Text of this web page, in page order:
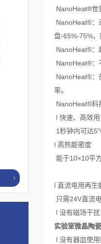
NanoHeat®世
NanoHeat®：
盘-65%-75%
NanoHeat®：
NanoHeat®：
NanoHeat®：
率。
NanoHeat®科
l 快速、高效
1秒钟内可达
l 高热能密度
能于10×10平
l 直流电用再生
只需24V直流
l 没有磁场干扰
实验室微晶陶
l 没有器皿使